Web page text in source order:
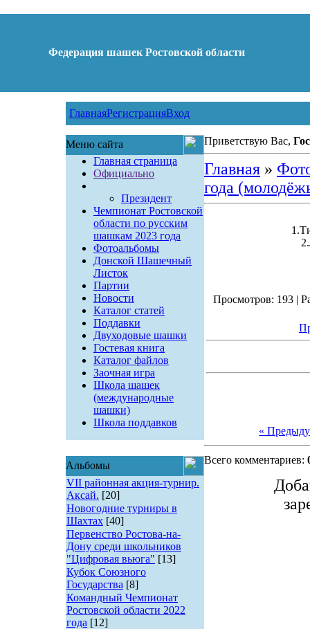
Федерация шашек Ростовской области
ГлавнаяРегистрацияВход
Меню сайта
Главная страница
Официально
Президент
Чемпионат Ростовской
области по русским
шашкам 2023 года
Фотоальбомы
Донской Шашечный
Листок
Партии
Новости
Каталог статей
Поддавки
Двуходовые шашки
Гостевая книга
Каталог файлов
Заочная игра
Школа шашек
(международные
шашки)
Школа поддавков
Альбомы
VII районная акция-турнир.
Аксай. [20]
Новогодние турниры в
Шахтах [40]
Первенство Ростова-на-
Дону среди школьников
"Цифровая вьюга" [13]
Кубок Союзного
Государства [8]
Командный Чемпионат
Ростовской области 2022
года [12]
Приветствую Вас,
Главная»
года
Просмотров: 193 |
«
Всего комментариев: